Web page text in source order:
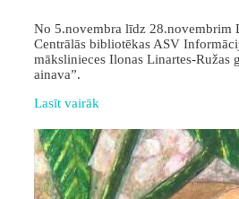
No 5.novembra līdz 28.novembrim
Centrālās bibliotēkas ASV
mākslinieces Ilonas Linartes-Ružas
ainava”.
Lasīt vairāk